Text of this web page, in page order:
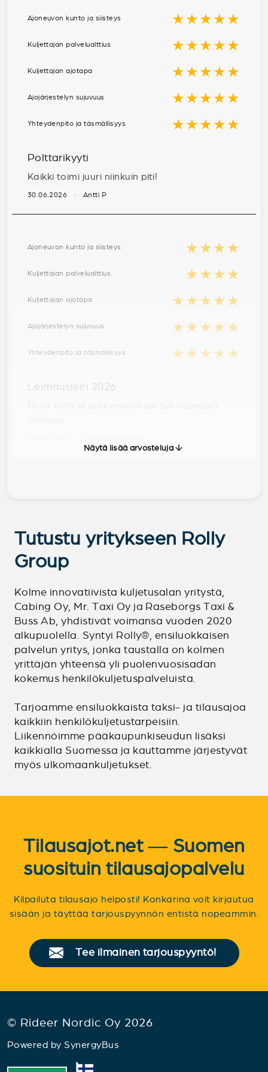
Ajoneuvon kunto ja siisteys ★★★★★
Kuljettajan palvelualttius ★★★★★
Kuljettajan ajotapa ★★★★★
Ajojärjestelyn sujuvuus ★★★★★
Yhteydenpito ja täsmällisyys ★★★★★
Polttarikyyti
Kaikki toimi juuri niinkuin piti!
30.06.2026 · Antti P
Ajoneuvon kunto ja siisteys ★★★★
Kuljettajan palvelualttius ★★★★
Kuljettajan ajotapa ★★★★★
Ajojärjestelyn sujuvuus ★★★★★
Yhteydenpito ja täsmällisyys ★★★★★
Leimausleiri 2026
Näytä lisää arvosteluja
Tutustu yritykseen Rolly
Group
Kolme innovatiivista kuljetusalan yritystä,
Cabing Oy, Mr. Taxi Oy ja Raseborgs Taxi &
Buss Ab, yhdistivät voimansa vuoden 2020
alkupuolella. Syntyi Rolly®, ensiluokkaisen
palvelun yritys, jonka taustalla on kolmen
yrittäjän yhteensä yli puolenvuosisadan
kokemus henkilökuljetuspalveluista.
Tarjoamme ensiluokkaista taksi- ja tilausajoa
kaikkiin henkilökuljetustarpeisiin.
Liikennöimme pääkaupunkiseudun lisäksi
kaikkialla Suomessa ja kauttamme järjestyvät
myös ulkomaankuljetukset.
Tilausajot.net — Suomen
suosituin tilausajopalvelu
Kilpailuta tilausajo helposti! Konkarina voit kirjautua
sisään ja täyttää tarjouspyynnön entistä nopeammin.
Tee ilmainen tarjouspyyntö!
© Rideer Nordic Oy 2026
Powered by SynergyBus